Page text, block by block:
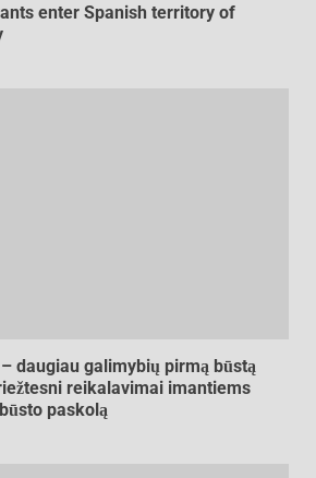
enter Spanish territory of
daugiau galimybių pirmą būstą
reikalavimai imantiems
paskolą